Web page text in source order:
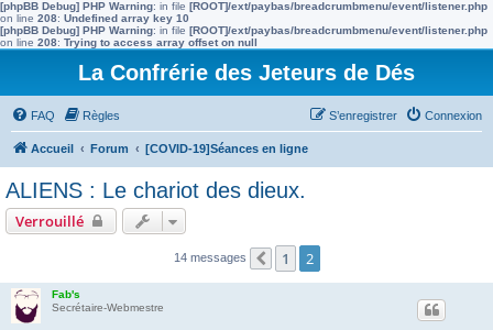
[phpBB Debug] PHP Warning: in file [ROOT]/ext/paybas/breadcrumbmenu/event/listener.php
on line 208: Undefined array key 10
[phpBB Debug] PHP Warning: in file [ROOT]/ext/paybas/breadcrumbmenu/event/listener.php
on line 208: Trying to access array offset on null
La Confrérie des Jeteurs de Dés
FAQ Règles Connexion
S’enregistrer
Accueil Forum [COVID-19]Séances en ligne
ALIENS : Le chariot des dieux.
Verrouillé
14 messages Précédente
1 2
Fab's
Secrétaire-Webmestre